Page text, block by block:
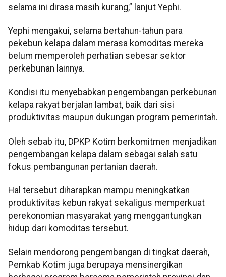
selama ini dirasa masih kurang,” lanjut Yephi.
Yephi mengakui, selama bertahun-tahun para
pekebun kelapa dalam merasa komoditas mereka
belum memperoleh perhatian sebesar sektor
perkebunan lainnya.
Kondisi itu menyebabkan pengembangan perkebunan
kelapa rakyat berjalan lambat, baik dari sisi
produktivitas maupun dukungan program pemerintah.
Oleh sebab itu, DPKP Kotim berkomitmen menjadikan
pengembangan kelapa dalam sebagai salah satu
fokus pembangunan pertanian daerah.
Hal tersebut diharapkan mampu meningkatkan
produktivitas kebun rakyat sekaligus memperkuat
perekonomian masyarakat yang menggantungkan
hidup dari komoditas tersebut.
Selain mendorong pengembangan di tingkat daerah,
Pemkab Kotim juga berupaya mensinergikan